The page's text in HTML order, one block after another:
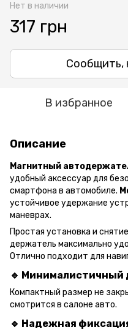
Нет в наличии
317 грн
Сообщить,
В избранное
Описание
Магнитный
удобный аксессуар для
смартфона в автомобиле.
устойчивое удержание
маневрах.
Простая установка и
держатель максимально
Отлично подходит для
🔹 Минималистичный
Компактный размер не
смотрится в салоне авто.
🔹 Надежная